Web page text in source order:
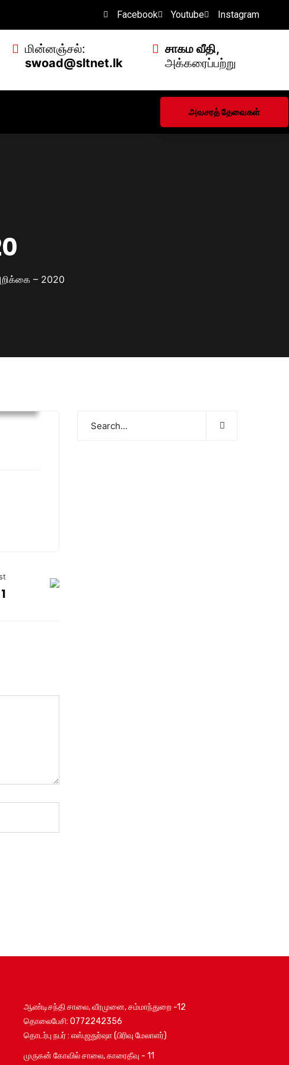
Facebook Youtube Instagram
மின்னஞ்சல்:
swoad@sltnet.lk
சாகம வீதி,
அக்கரைப்பற்று
அவசரத் தேவைகள்
– 2020
ஆண்டிசந்தி சாலை, வீரமுனை, சம்மாந்துறை -12
தொலைபேசி: 0772242356
தொடர்பு நபர் : எஸ்.ஜதுர்ஷா (பிரிவு மேலாளர்)
முருகன் கோவில் சாலை, காரைதீவு - 11